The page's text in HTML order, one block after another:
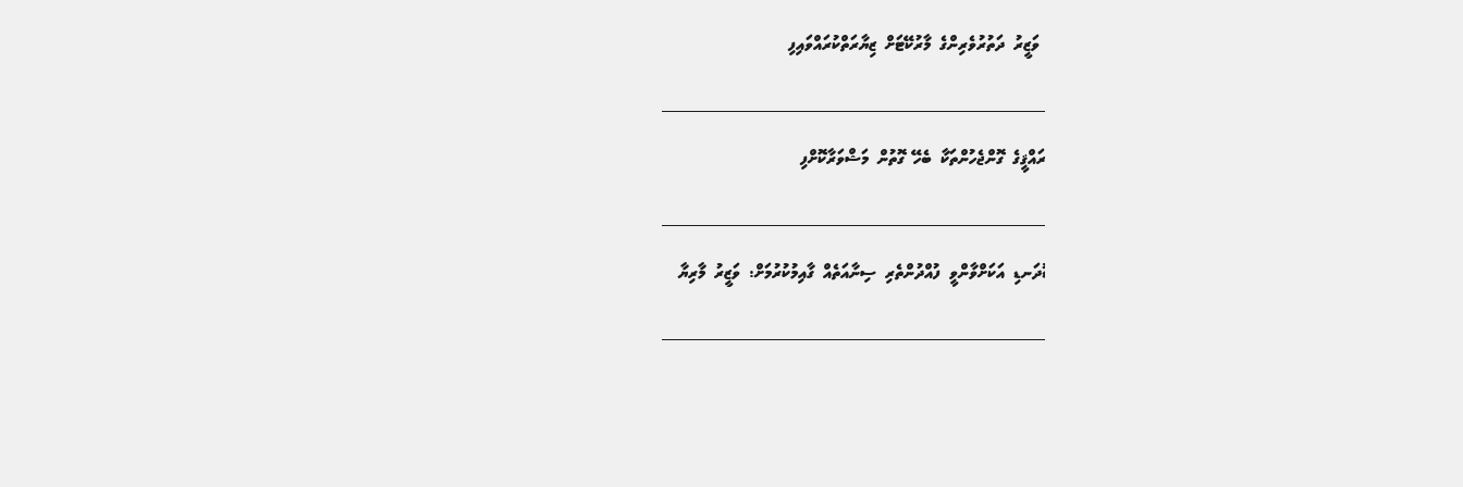
ދަނޑުވެރިކަމާއި ދިރޭތަކެއްޗާއި ބެހޭ ވަޒީރު ދަތުރުވެރިންގެ މާރުކޭޓަށް ޒިޔާރަތްކުރައްވައިފި
ޖަޒީރާ ޤައުމުތަކުގެ ދެމެހެއްޓެނިވި ތަރައްޤީގެ ގޮންޖެހުންތަކާ ބެހޭ ގޮތުން މަޝްވަރާކޮށްފި
ދަނޑުވެރިކަމުގެ ސިނާއަތުގައި ލަނޑުދަނޑި އަކަށްވާންވީ ފުއްދުންތެރި ސިނާއަތެއް ގާއިމުކުރުމަށް: ވަޒީރު މާރިޔާ